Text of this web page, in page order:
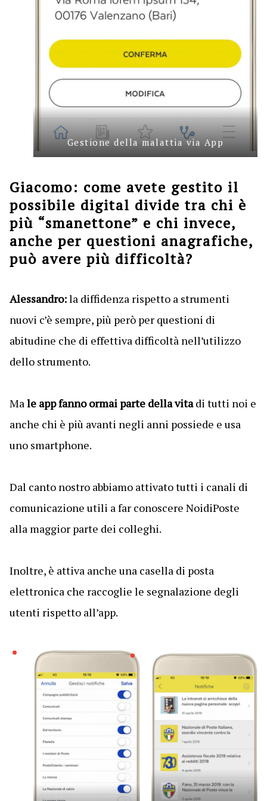
Gestione della malattia via App
Giacomo: come avete gestito il
possibile digital divide tra chi è
più “smanettone” e chi invece,
anche per questioni anagrafiche,
può avere più difficoltà?
Alessandro:la diffidenza rispetto a strumenti
nuovi c’è sempre, più però per questioni di
abitudine che di effettiva difficoltà nell’utilizzo
dello strumento.
Male app fanno ormai parte della vitadi tutti noi e
anche chi è più avanti negli anni possiede e usa
uno smartphone.
Dal canto nostro abbiamo attivato tutti i canali di
comunicazione utili a far conoscere NoidiPoste
alla maggior parte dei colleghi.
Inoltre, è attiva anche una casella di posta
elettronica che raccoglie le segnalazione degli
utenti rispetto all’app.